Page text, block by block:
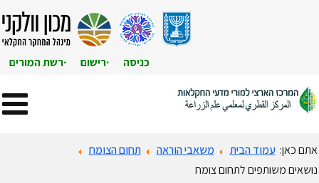
כניסה רישום רשת המורים
אתם כאן: עמוד הבית משאבי הוראה
תחום הצומח
נושאים משותפים לתחום צומח